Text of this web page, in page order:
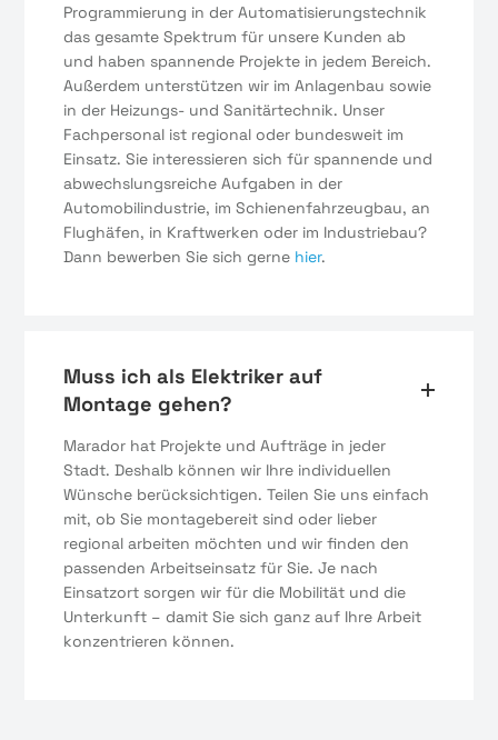
Programmierung in der Automatisierungstechnik
das gesamte Spektrum für unsere Kunden ab
und haben spannende Projekte in jedem Bereich.
Außerdem unterstützen wir im Anlagenbau sowie
in der Heizungs- und Sanitärtechnik. Unser
Fachpersonal ist regional oder bundesweit im
Einsatz. Sie interessieren sich für spannende und
abwechslungsreiche Aufgaben in der
Automobilindustrie, im Schienenfahrzeugbau, an
Flughäfen, in Kraftwerken oder im Industriebau?
Dann bewerben Sie sich gerne hier.
Muss ich als Elektriker auf
Montage gehen?
Marador hat Projekte und Aufträge in jeder
Stadt. Deshalb können wir Ihre individuellen
Wünsche berücksichtigen. Teilen Sie uns einfach
mit, ob Sie montagebereit sind oder lieber
regional arbeiten möchten und wir finden den
passenden Arbeitseinsatz für Sie. Je nach
Einsatzort sorgen wir für die Mobilität und die
Unterkunft – damit Sie sich ganz auf Ihre Arbeit
konzentrieren können.